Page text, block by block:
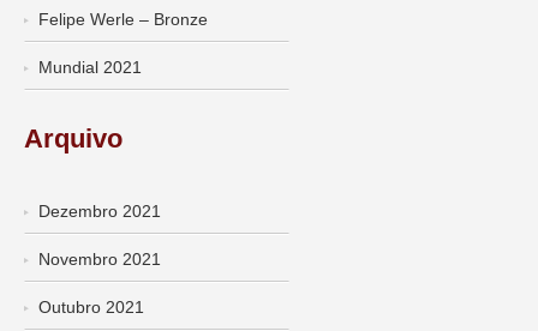
Felipe Werle – Bronze
Mundial 2021
Arquivo
Dezembro 2021
Novembro 2021
Outubro 2021